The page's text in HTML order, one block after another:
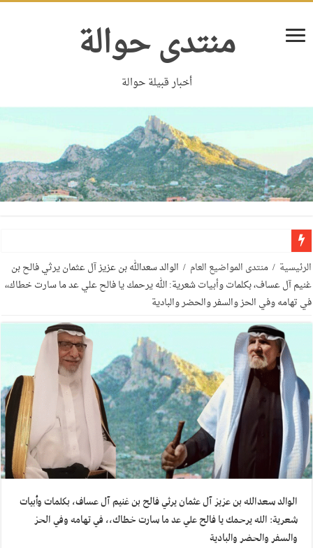
منتدى حوالة
أخبار قبيلة حوالة
الرئيسية / منتدى المواضيع العام / الوالد سعدالله بن عزيز آل عثمان يرثي فالح بن
غنيم آل عساف، بكلمات وأبيات شعرية: الله يرحمك يا فالح علي عد ما سارت خطاك،،
في تهامه وفي الحز والسفر والحضر والبادية
الوالد سعدالله بن عزيز آل عثمان يرثي فالح بن غنيم آل عساف، بكلمات وأبيات
شعرية: الله يرحمك يا فالح علي عد ما سارت خطاك،، في تهامه وفي الحز
والسفر والحضر والبادية